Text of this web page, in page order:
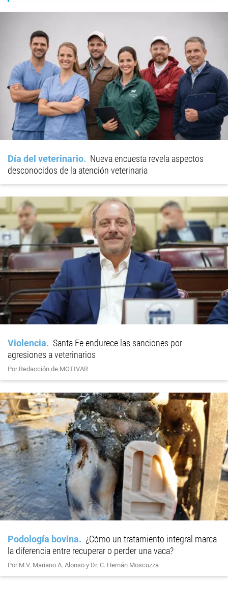
Día del veterinario
Nueva encuesta revela aspectos
desconocidos de la atención veterinaria
Violencia
Santa Fe endurece las sanciones por
agresiones a veterinarios
Por Redacción de MOTIVAR
Podología bovina
¿Cómo un tratamiento integral marca
la diferencia entre recuperar o perder una vaca?
Por M.V. Mariano A. Alonso y Dr. C. Hernán Moscuzza